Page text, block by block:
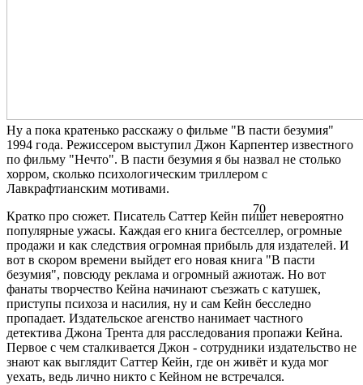
Ну а пока кратенько расскажу о фильме "В пасти безумия"
1994 года. Режиссером выступил Джон Карпентер известного
по фильму "Нечто". В пасти безумия я бы назвал не столько
хорром, сколько психологическим триллером с
Лавкрафтианским мотивами.
Кратко про сюжет. Писатель Саттер Кейн пишет невероятно
популярные ужасы. Каждая его книга бестселлер, огромные
продажи и как следствия огромная прибыль для издателей. И
вот в скором времени выйдет его новая книга "В пасти
безумия", повсюду реклама и огромный ажиотаж. Но вот
фанаты творчество Кейна начинают съезжать с катушек,
приступы психоза и насилия, ну и сам Кейн бесследно
пропадает. Издательское агенство нанимает частного
детектива Джона Трента для расследования пропажи Кейна.
Первое с чем сталкивается Джон - сотрудники издательство не
знают как выглядит Саттер Кейн, где он живёт и куда мог
уехать, ведь лично никто с Кейном не встречался.
70